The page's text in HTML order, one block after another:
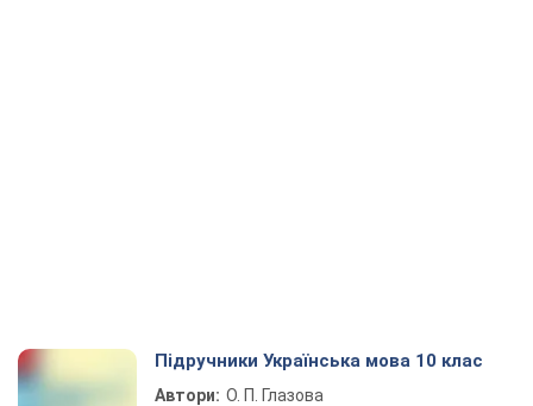
Підручники Українська мова 10 клас
Автори: О. П. Глазова